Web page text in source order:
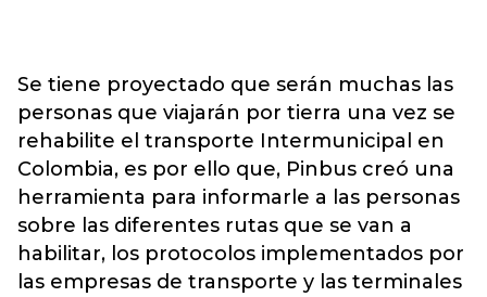
Se tiene proyectado que serán muchas las
personas que viajarán por tierra una vez se
rehabilite el transporte Intermunicipal en
Colombia, es por ello que, Pinbus creó una
herramienta para informarle a las personas
sobre las diferentes rutas que se van a
habilitar, los protocolos implementados por
las empresas de transporte y las terminales